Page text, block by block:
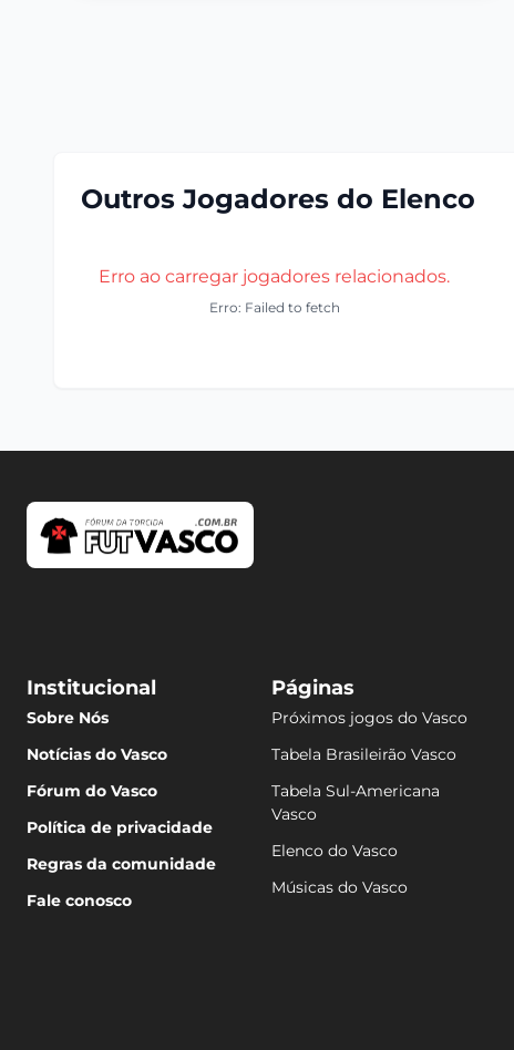
Outros Jogadores do Elenco
Erro ao carregar jogadores relacionados.
Erro: Failed to fetch
Institucional
Sobre Nós
Notícias do Vasco
Fórum do Vasco
Política de privacidade
Regras da comunidade
Fale conosco
Páginas
Próximos jogos do Vasco
Tabela Brasileirão Vasco
Tabela Sul-Americana
Vasco
Elenco do Vasco
Músicas do Vasco